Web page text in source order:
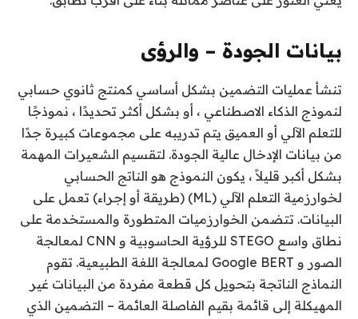
بيانات الجودة – والرؤى
تنشأ عمليات التضمين بشكل أساسي كمنتج ثانوي حسابي
لنموذج الذكاء الاصطناعي ، أو بشكل أكثر تحديدًا ، نموذجًا
للتعلم الآلي أو العميق يتم تدريبه على مجموعات كبيرة جدًا
من بيانات الإدخال عالية الجودة. لتقسيم الشعيرات المهمة
بشكل أكبر قليلاً ، يكون النموذج هو الناتج الحسابي
لخوارزمية التعلم الآلي (ML) (طريقة أو إجراء) تعمل على
البيانات. تتضمن الخوارزميات المتطورة والمستخدمة على
نطاق واسع STEGO للرؤية الحاسوبية و CNN لمعالجة
الصور و Google BERT لمعالجة اللغة الطبيعية. تقوم
النماذج الناتجة بتحويل كل قطعة مفردة من البيانات غير
المهيكلة إلى قائمة بقيم الفاصلة العائمة – التضمين الذي